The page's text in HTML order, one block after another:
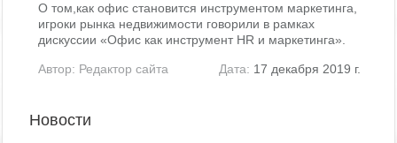
О том,как офис становится инструментом маркетинга,
игроки рынка недвижимости говорили в рамках
дискуссии «Офис как инструмент HR и маркетинга».
Автор: Редактор сайта Дата: 17 декабря 2019 г.
Новости